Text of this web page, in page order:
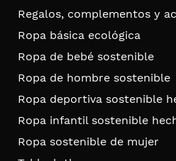
Regalos, complementos y
Ropa básica ecológica
Ropa de bebé sostenible
Ropa de hombre sostenible
Ropa deportiva sostenible
Ropa infantil sostenible
Ropa sostenible de mujer